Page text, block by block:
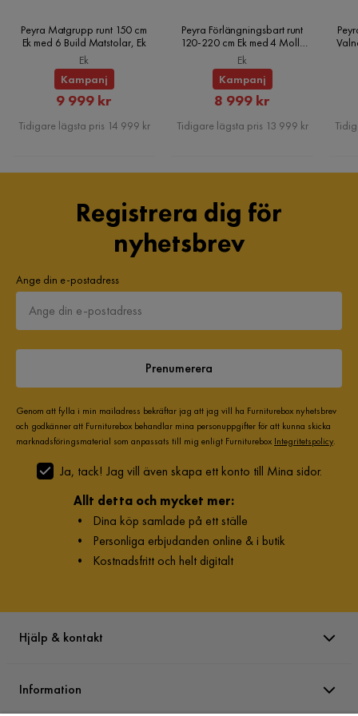
Peyra Matgrupp runt 150 cm
Ek med 6 Build Matstolar, Ek
Ek
Kampanj
Rabatterat
Pris
9 999 kr
Tidigare lägsta pris 14 999 kr
Peyra Förlängningsbart runt
120-220 cm Ek med 4 Molly
Matstolar, Ek
Ek
Kampanj
Rabatterat
Pris
8 999 kr
Tidigare lägsta pris 13 999 kr
Registrera dig för
nyhetsbrev
Ange din e-postadress
Prenumerera
Genom att fylla i min mailadress bekräftar jag att jag vill ha Furniturebox nyhetsbrev
och godkänner att Furniturebox behandlar mina personuppgifter för att kunna skicka
marknadsföringsmaterial som anpassats till mig enligt Furniturebox Integritetspolicy.
Ja, tack! Jag vill även skapa ett konto till Mina sidor.
Allt detta och mycket mer:
• Dina köp samlade på ett ställe
• Personliga erbjudanden online & i butik
• Kostnadsfritt och helt digitalt
Hjälp & kontakt
Information